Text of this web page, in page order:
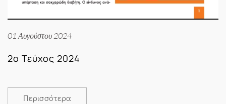
01 Αυγούστου 2024
2ο Τεύχος 2024
Περισσότερα